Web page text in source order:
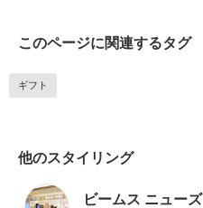
このページに関連するタグ
ギフト
他のスタイリング
ビームス ニューズ